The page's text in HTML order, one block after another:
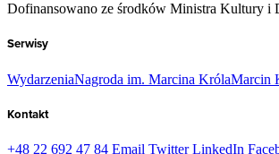
Dofinansowano ze środków Ministra Kultury i
Serwisy
WydarzeniaNagroda im. Marcina KrólaMarcin
Kontakt
+48 22 692 47 84 Email Twitter LinkedIn